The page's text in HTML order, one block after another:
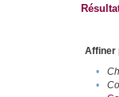
Affiner
•
•